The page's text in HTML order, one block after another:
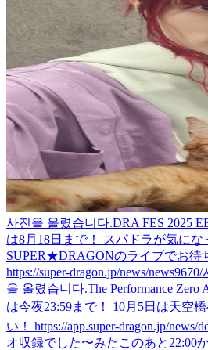
사진을 올렸습니다.DRA FES 2025
は8月18日まで！ スパドラが気にな
SUPER★DRAGONのライブでお待
https://super-dragon.jp/news/news9670/
을 올렸습니다.The Performance
は今夜23:59まで！ 10月5日は天空
い！ https://app.super-dragon.jp/news/
オ収録でした〜みた このあと22:00